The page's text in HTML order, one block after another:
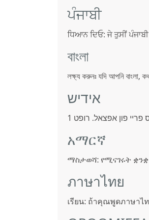
ਪੰਜਾਬੀ
ਧਿਆਨ ਦਿਓ: ਜੇ ਤੁਸੀਂ
বাংলা
লক্ষ্য করুনঃ যদি আপনি বাংলা,
אידיש
פון אפצאל. רופט 1
አማርኛ
ማስታወሻ: የሚናገሩት
ภาษาไทย
เรียน: ถ้าคุณพูดภาษาไ